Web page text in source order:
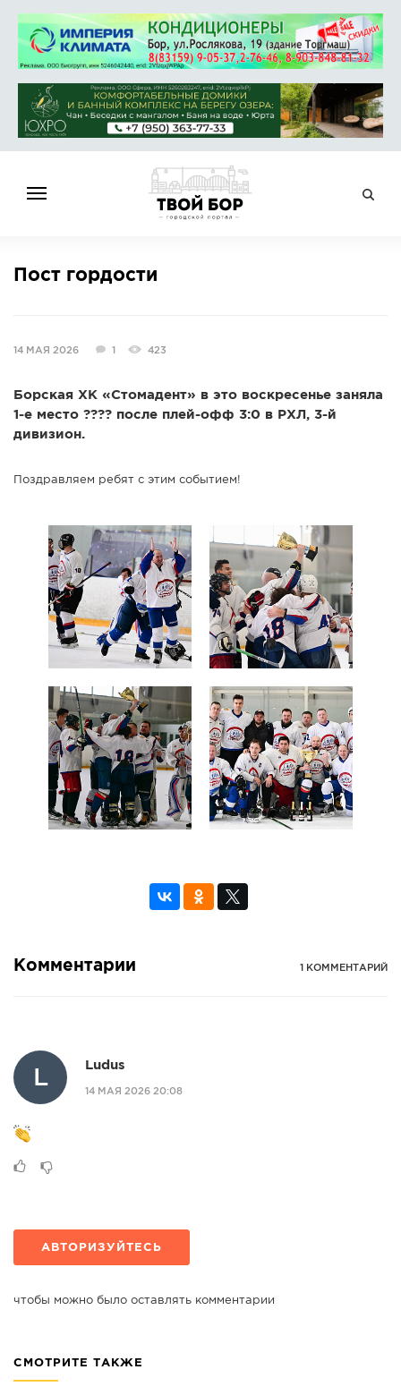
НОВОСТИ
АФИША
СПРАВКА
КОНКУРСЫ
ГОЛОСОВАНИЯ
ПРЕДЛОЖИТЬ НОВОСТЬ
ФОТО
Пост гордости
14 МАЯ 2026 1 423
Борская ХК «Стомадент» в это воскресенье заняла
1-е место ???? после плей-офф 3:0 в РХЛ, 3-й
дивизион.
Поздравляем ребят с этим событием!
Комментарии 1 КОММЕНТАРИЙ
L
Ludus
14 МАЯ 2026 20:08
АВТОРИЗУЙТЕСЬ
чтобы можно было оставлять комментарии
СМОТРИТЕ ТАКЖЕ